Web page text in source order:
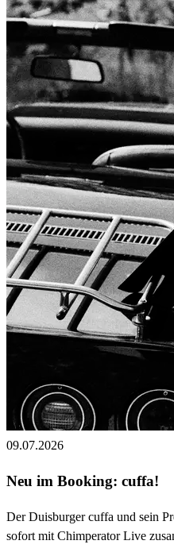
09.07.2026
Neu im Booking: cuffa!
Der Duisburger cuffa und sein
sofort mit Chimperator Live